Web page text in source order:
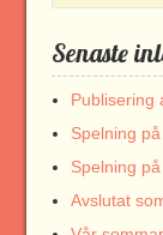
Senaste
Publisering
Spelning
Spelning
Avslutat